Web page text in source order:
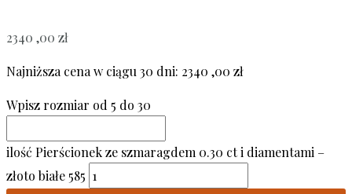
2340 ,00 zł
Najniższa cena w ciągu 30 dni: 2340 ,00 zł
Wpisz rozmiar od 5 do 30
ilość Pierścionek ze szmaragdem 0.30 ct i diamentami –
złoto białe 585